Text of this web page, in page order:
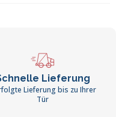
Lieferung
Lieferung bis zu Ihrer
Tür